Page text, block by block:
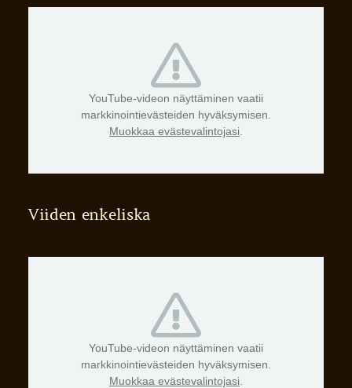
YouTube-videon näyttäminen vaatii
markkinointievästeiden hyväksymisen.
Muokkaa evästevalintojasi.
Viiden enkeliska
YouTube-videon näyttäminen vaatii
markkinointievästeiden hyväksymisen.
Muokkaa evästevalintojasi